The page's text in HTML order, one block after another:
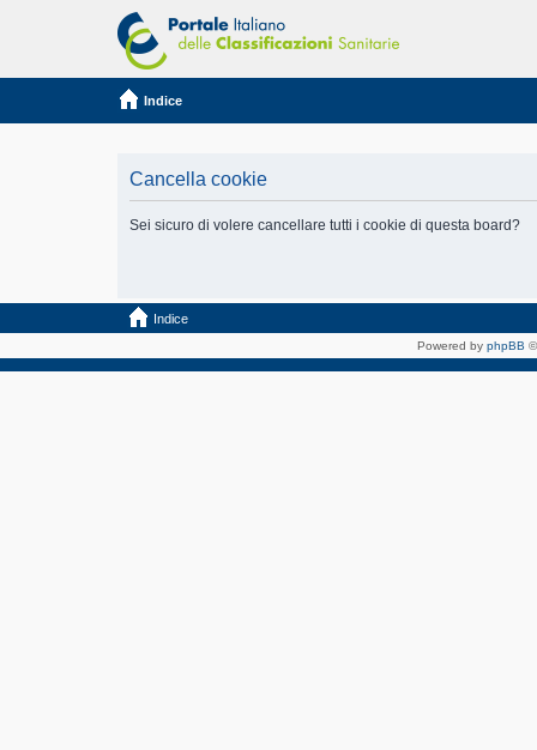
Indice
Cancella cookie
Sei sicuro di volere cancellare tutti i cookie di questa board?
Indice
Powered by phpBB